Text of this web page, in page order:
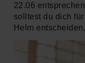
22.06
solltest du dich
Helm